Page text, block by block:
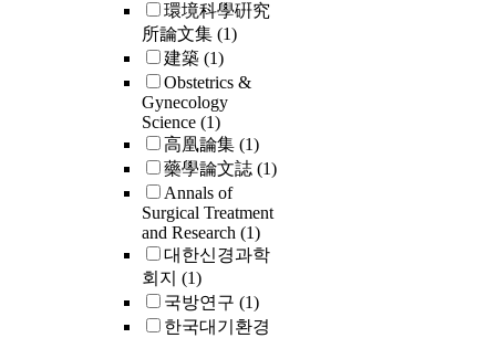
環境科學硏究
所論文集 (1)
建築 (1)
Obstetrics &
Gynecology
Science (1)
高凰論集 (1)
藥學論文誌 (1)
Annals of
Surgical Treatment
and Research (1)
대한신경과학
회지 (1)
국방연구 (1)
한국대기환경